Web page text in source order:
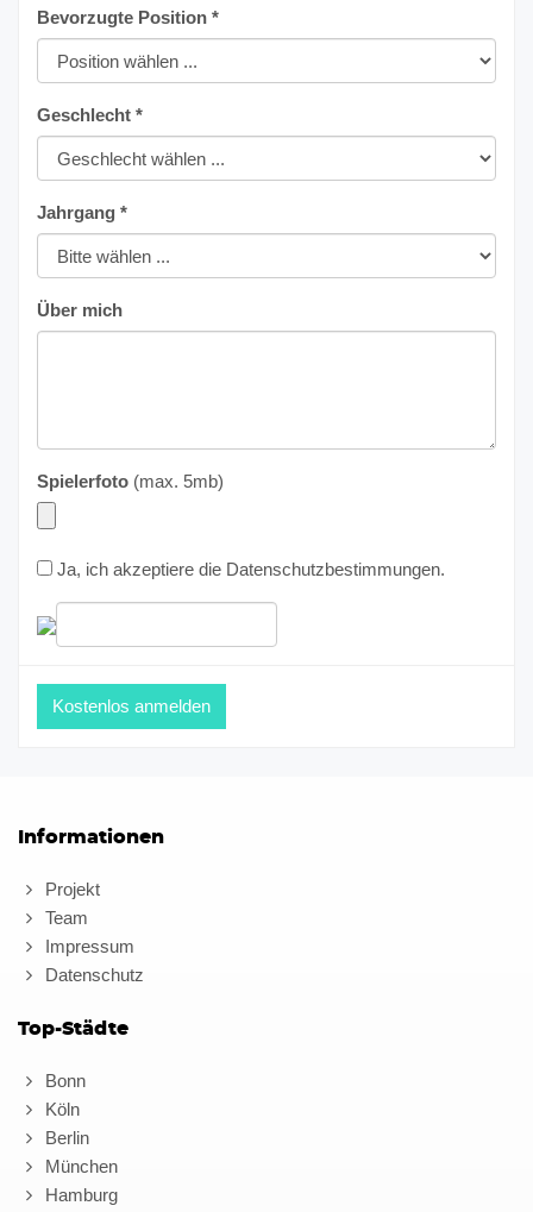
Bevorzugte Position *
Geschlecht *
Jahrgang *
Über mich
Spielerfoto (max. 5mb)
Ja, ich akzeptiere die Datenschutzbestimmungen.
Informationen
Projekt
Team
Impressum
Datenschutz
Top-Städte
Bonn
Köln
Berlin
München
Hamburg